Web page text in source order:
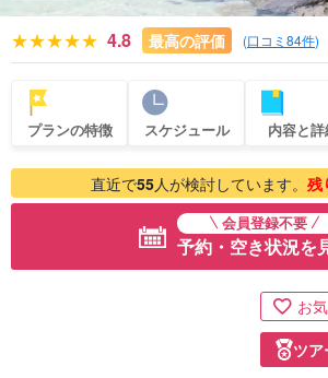
4.8 最高の評価 (口コミ84件)
プランの特徴 スケジュール 内容と
直近で55人が検討しています。 残
会員登録不要
予約・空き状況を
お
ツ